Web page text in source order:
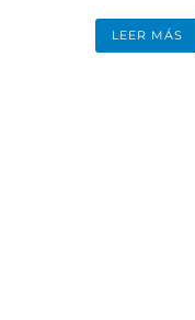
LEER MÁS